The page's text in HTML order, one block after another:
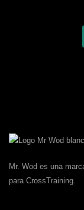
Mr. Wod es una
para CrossTraining.